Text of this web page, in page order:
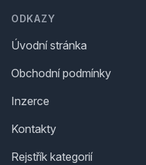
ODKAZY
Úvodní stránka
Obchodní podmínky
Inzerce
Kontakty
Rejstřík kategorií